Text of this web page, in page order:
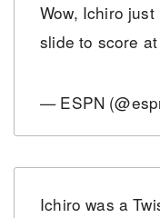
Wow, Ichiro
slide to score
— ESPN
Ichiro was a